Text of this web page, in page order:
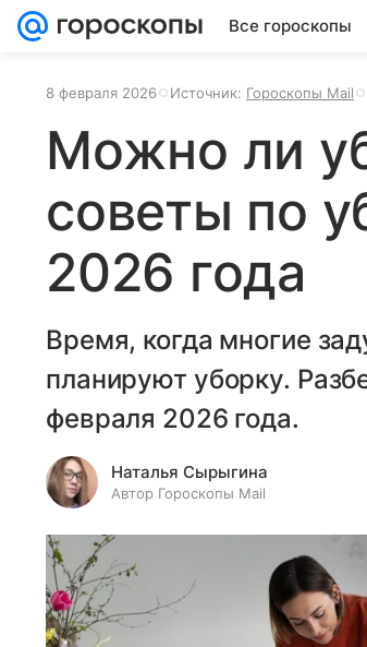
Все гороскопы
8 февраля 2026 Источник: Гороскопы Mail
Можно ли
советы по
2026 года
Время, когда многие
планируют уборку.
февраля 2026 года.
Наталья Сырыгина
Автор Гороскопы Mail